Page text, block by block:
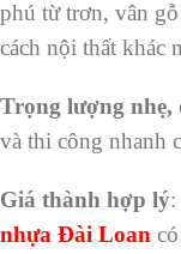
phú từ trơn, vân
cách nội thất khác
Trọng lượng nhẹ,
và thi công nhanh
Giá thành hợp lý
nhựa Đài Loan